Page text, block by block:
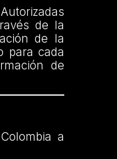
de la
de la
para cada
de
a